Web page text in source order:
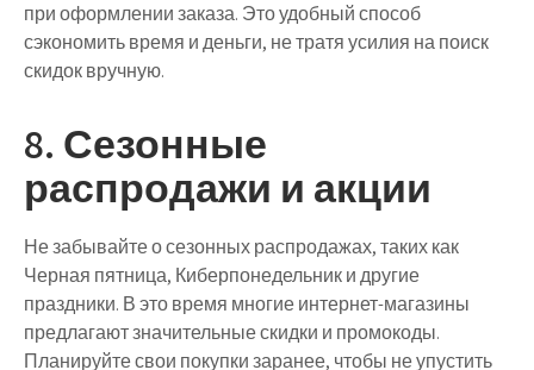
при оформлении заказа. Это удобный способ
сэкономить время и деньги, не тратя усилия на поиск
скидок вручную.
8. Сезонные
распродажи и акции
Не забывайте о сезонных распродажах, таких как
Черная пятница, Киберпонедельник и другие
праздники. В это время многие интернет-магазины
предлагают значительные скидки и промокоды.
Планируйте свои покупки заранее, чтобы не упустить